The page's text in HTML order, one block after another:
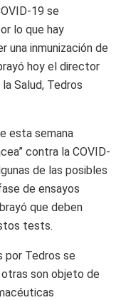
19 se
lo que hay
una inmunización de
hoy el director
Salud, Tedros
esta semana
contra la COVID-
de las posibles
de ensayos
que deben
tests.
por Tedros se
otras son objeto de